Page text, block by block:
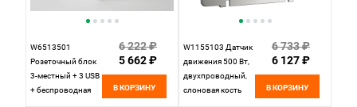
W6513501
Розеточный блок
3-местный + 3 USB
+ беспроводная
6 222 ₽
5 662 ₽
В КОРЗИНУ
W1155103 Датчик
движения 500 Вт,
двухпроводный,
слоновая кость
6 733 ₽
6 127 ₽
В КОРЗИНУ